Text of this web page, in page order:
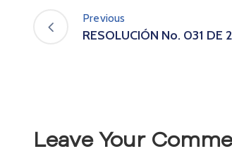
Previous
RESOLUCIÓN No. 031 DE
Leave Your